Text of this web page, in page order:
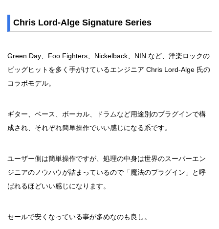
Chris Lord-Alge Signature Series
Green Day、Foo Fighters、Nickelback、NIN など、洋楽ロックの
ビッグヒットを多く手がけているエンジニア Chris Lord-Alge 氏の
コラボモデル。
ギター、ベース、ボーカル、ドラムなど用途別のプラグインで構
成され、それぞれ簡単操作でいい感じになる系です。
ユーザー側は簡単操作ですが、処理の中身は世界のスーパーエン
ジニアのノウハウが詰まっているので「魔法のプラグイン」と呼
ばれるほどいい感じになります。
セールで安くなっている事が多めなのも良し。